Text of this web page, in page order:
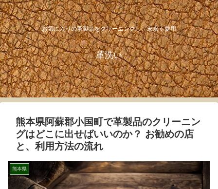
お気に入りの革製品をクリーニングし、末永く愛用
革洗い
熊本県阿蘇郡小国町で革製品のクリーニン
グはどこに出せばいいのか？ お勧めの店
と、利用方法の流れ
熊本県